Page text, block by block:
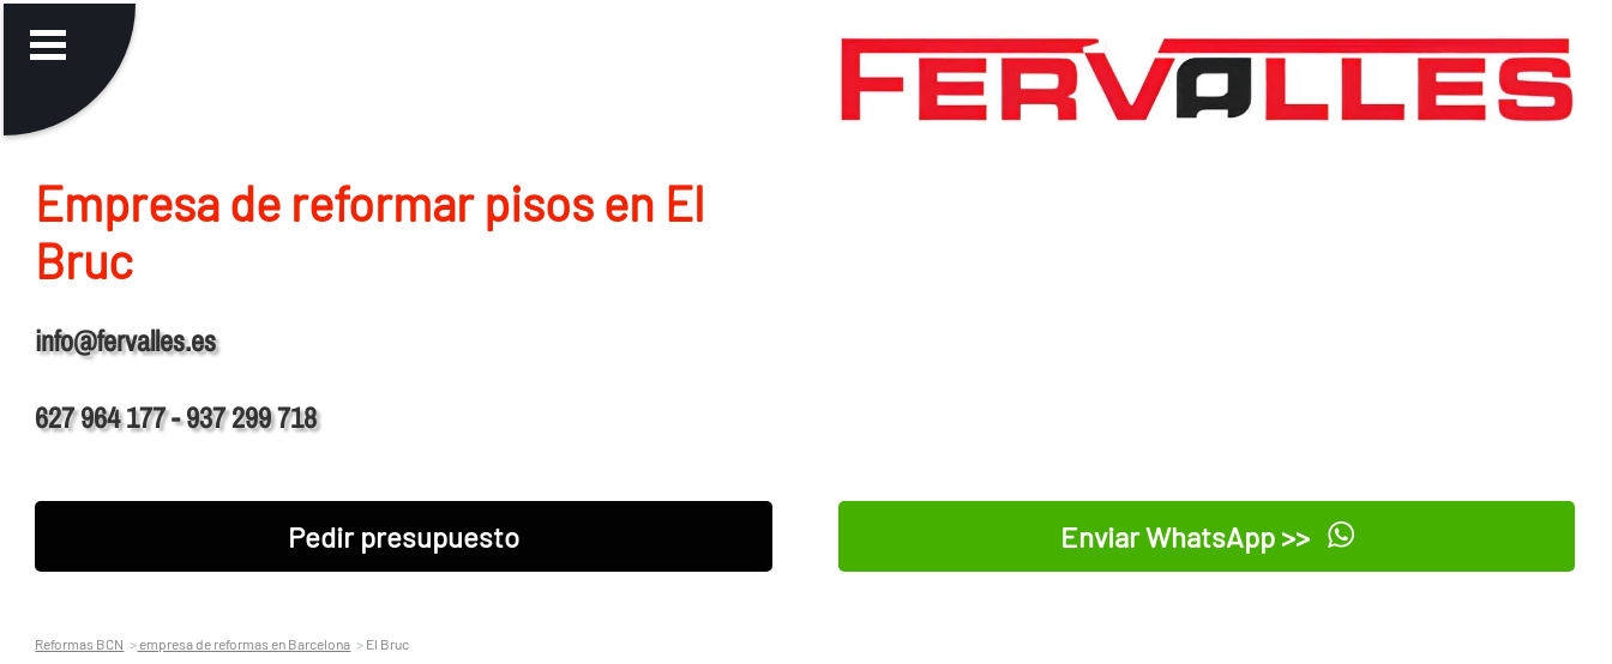
Empresa de reformar pisos en El
Bruc
info@fervalles.es
627 964 177 - 937 299 718
Pedir presupuesto Enviar WhatsApp >>
Reformas BCN empresa de reformas en Barcelona El Bruc